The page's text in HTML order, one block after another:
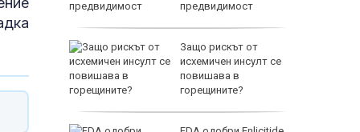
война
край
предвидимост
Защо рискът от
исхемичен инсулт се
повишава в
горещините?